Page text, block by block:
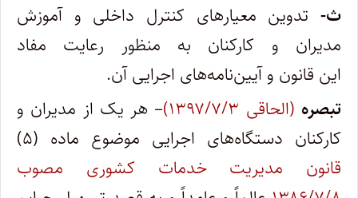
ث- تدوین معیارهای کنترل داخلی و آموزش
مدیران و کارکنان به منظور رعایت مفاد
این قانون و آیین‌نامه‌های اجرایی آن.
تبصره (الحاقی ۱۳۹۷/۷/۳)
– هر یک از مدیران و
کارکنان دستگاه‌های اجرایی موضوع ماده (۵)
قانون مدیریت خدمات کشوری مصوب